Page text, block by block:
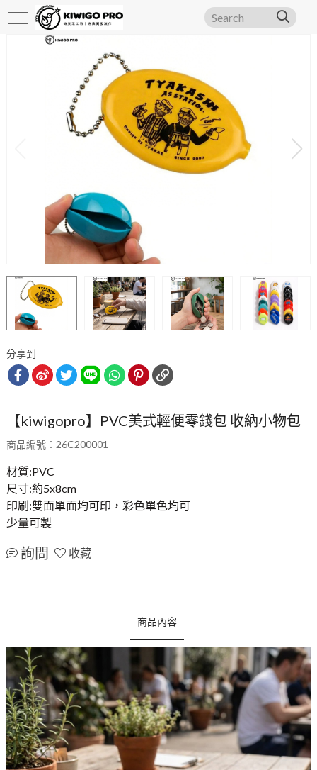
【kiwigopro】PVC美式輕便零錢包 收納小物包
商品編號：26C200001
材質:PVC
尺寸:約5x8cm
印刷:雙面單面均可印，彩色單色均可
少量可製
詢問 收藏
商品內容